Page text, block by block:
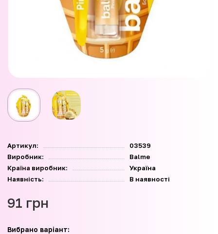
Артикул:
03539
Виробник:
Balme
Країна виробник:
Україна
Наявність:
В наявності
91 грн
Вибрано варіант: